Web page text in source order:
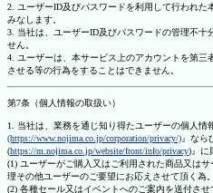
2. ユーザーID及びパスワードを利用して行われた
みなします。
3. 当社は、ユーザーID及びパスワードの管理不十
せん。
4. ユーザーは、本サービス上のアカウントを第三
させる等の行為をすることはできません。
第7条（個人情報の取扱い）
1. 当社は、業務を通じ知り得たユーザーの個人
(https://www.nojima.co.jp/corporation/privacy/)』なら
(https://m.nojima.co.jp/website/front/info/privacy)』に
(1) ユーザーがご購入又はご利用された商品又は
理その他ユーザーのご要望にお応えさせて頂く為。
(2) 各種セール又はイベントへのご案内を送付させ